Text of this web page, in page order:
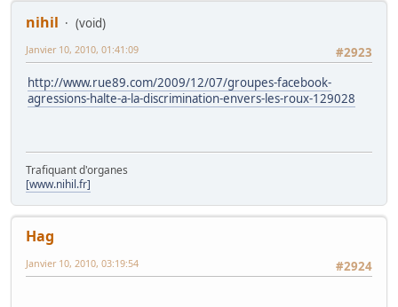
nihil
(void)
#2923
Janvier 10, 2010, 01:41:09
http://www.rue89.com/2009/12/07/groupes-facebook-
agressions-halte-a-la-discrimination-envers-les-roux-129028
Trafiquant d'organes
[www.nihil.fr]
Hag
#2924
Janvier 10, 2010, 03:19:54